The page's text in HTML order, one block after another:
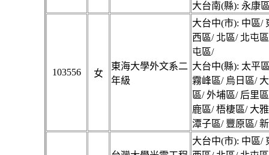
大台南(縣): 永康
103556 女
東海大學外文系二
年級
大台中(市): 中區/
西區/ 北區/ 北屯
屯區/
大台中(縣): 太平
霧峰區/ 烏日區/
區/ 外埔區/ 后里
鹿區/ 梧棲區/ 大
潭子區/ 豐原區/
大台中(市): 中區/